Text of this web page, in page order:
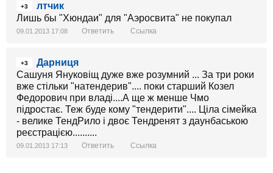
+3
лтчик
Лишь бы "Хюндаи" для "Аэросвита" не покупал
09.01.2013 17:08 Ответить Ссылка
+3
Дарниця
Сашуня Януковіщ дуже вже розумний ... За три роки
вже стільки "натендерив".... поки старший Козел
Федорович при владі....А ще ж менше Чмо
підростає. Теж буде кому "тендерити".... Ціла сімейка
- велике ТендРило і двоє Тендренят з даунбаською
реєстрацією..........
09.01.2013 17:13 Ответить Ссылка